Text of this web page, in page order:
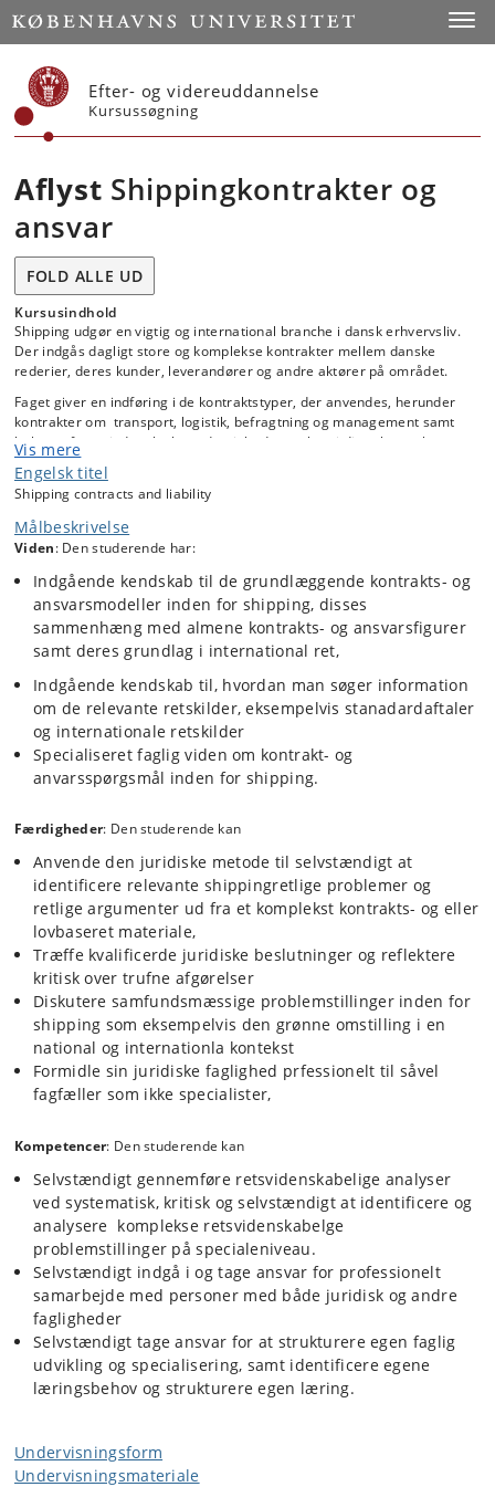
Start
Efter- og videreuddannelse
Kursussøgning
Aflyst Shippingkontrakter og
ansvar
FOLD ALLE UD
Kursusindhold
Shipping udgør en vigtig og international branche i dansk erhvervsliv.
Der indgås dagligt store og komplekse kontrakter mellem danske
rederier, deres kunder, leverandører og andre aktører på området.
Faget giver en indføring i de kontraktstyper, der anvendes, herunder
kontrakter om transport, logistik, befragtning og management samt
behovet for at indtænke bæredygtighedsaspekter i disse kontrakter og
relaterede leverandørkæder.
Faget behandler derudover ansvarsspørgsmål i relation til shipping
olietransport og som noget nyt transport af Co2 til lagring.
konventioner, hvilket præger både kontrakts- og ansvarsparadigmer.
Håndteringen af kontrakts- og ansvarsspørgsmål inden for shipping
har tæt sammenhæng med internnational kontraktsret generalt, og
området beskæftiger dagligt erhvervsadvokater, virksomhedsjurister
samt jurister i den offentlige administration.
Der er derfor også indlagt virksomhedsbesøg i forløbet hos blandt
andre Maersk, BIMCO og Søfartsstyrelsen, hvor en del af
undervisningen vil blive afviklet.
Faget giver derudover et godt grundlag for eventuel deltagelse i årligt
internationalt processpil på området med eksterne vejledere.
praksis i tillæg til intern vejleder.
Vis mere
Engelsk titel
Shipping contracts and liability
Målbeskrivelse
Viden: Den studerende har:
Indgående kendskab til de grundlæggende kontrakts- og
ansvarsmodeller inden for shipping, disses
sammenhæng med almene kontrakts- og ansvarsfigurer
samt deres grundlag i international ret,
Indgående kendskab til, hvordan man søger information
om de relevante retskilder, eksempelvis stanadardaftaler
og internationale retskilder
Specialiseret faglig viden om kontrakt- og
anvarsspørgsmål inden for shipping.
Færdigheder: Den studerende kan
Anvende den juridiske metode til selvstændigt at
identificere relevante shippingretlige problemer og
retlige argumenter ud fra et komplekst kontrakts- og eller
lovbaseret materiale,
Træffe kvalificerde juridiske beslutninger og reflektere
kritisk over trufne afgørelser
Diskutere samfundsmæssige problemstillinger inden for
shipping som eksempelvis den grønne omstilling i en
national og internationla kontekst
Formidle sin juridiske faglighed prfessionelt til såvel
fagfæller som ikke specialister,
Kompetencer: Den studerende kan
Selvstændigt gennemføre retsvidenskabelige analyser
ved systematisk, kritisk og selvstændigt at identificere og
analysere komplekse retsvidenskabelge
problemstillinger på specialeniveau.
Selvstændigt indgå i og tage ansvar for professionelt
samarbejde med personer med både juridisk og andre
fagligheder
Selvstændigt tage ansvar for at strukturere egen faglig
udvikling og specialisering, samt identificere egene
læringsbehov og strukturere egen læring.
Undervisningsform
Undervisningsmateriale